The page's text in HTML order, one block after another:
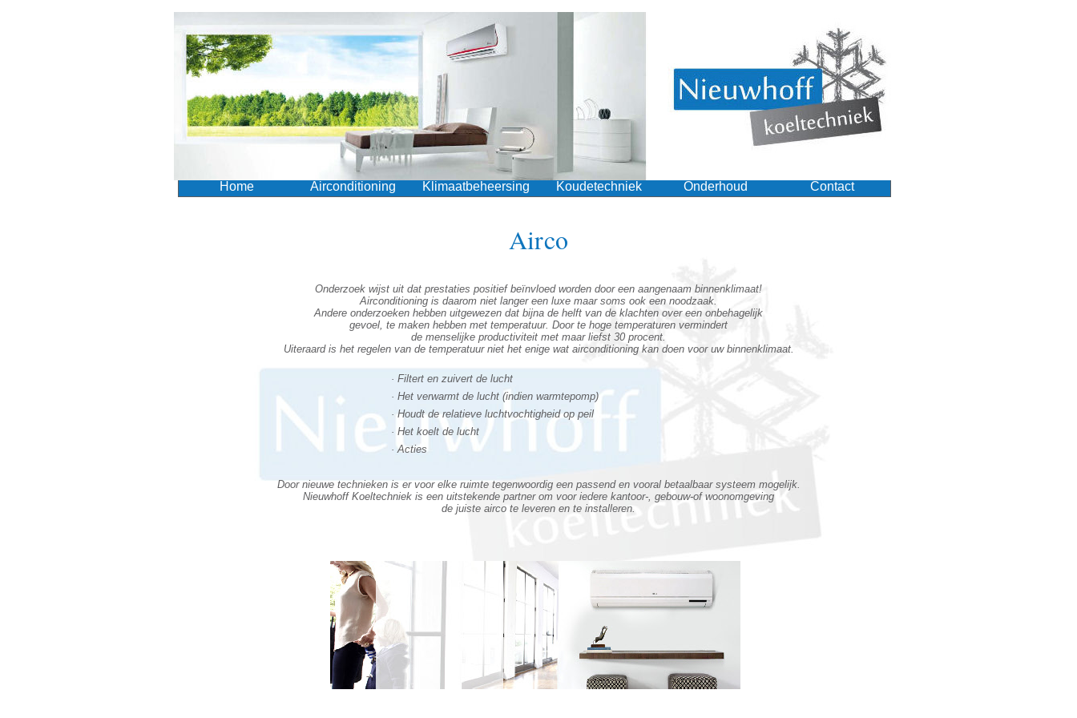
Home Airconditioning Klimaatbeheersing Koudetechniek Onderhoud Contact
Airco
Onderzoek wijst uit dat prestaties positief beïnvloed worden door een aangenaam binnenklimaat!
Airconditioning is daarom niet langer een luxe maar soms ook een noodzaak.
Andere onderzoeken hebben uitgewezen dat bijna de helft van de klachten over een onbehagelijk
gevoel, te maken hebben met temperatuur. Door te hoge temperaturen vermindert
de menselijke productiviteit met maar liefst 30 procent.
Uiteraard is het regelen van de temperatuur niet het enige wat airconditioning kan doen voor uw binnenklimaat.
· Filtert en zuivert de lucht
· Het verwarmt de lucht (indien warmtepomp)
· Houdt de relatieve luchtvochtigheid op peil
· Het koelt de lucht
· Acties
Door nieuwe technieken is er voor elke ruimte tegenwoordig een passend en vooral betaalbaar systeem mogelijk.
Nieuwhoff Koeltechniek is een uitstekende partner om voor iedere kantoor-, gebouw-of woonomgeving
de juiste airco te leveren en te installeren.